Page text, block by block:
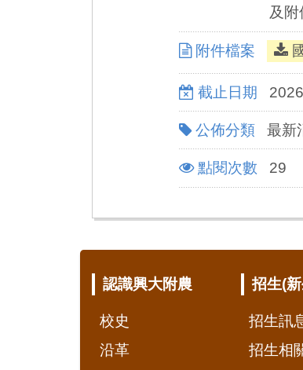
及附
附件檔案
截止日期
公佈分類 最新
點閱次數 29
認識興大附農
校史
沿革
招生(
招生訊
招生相